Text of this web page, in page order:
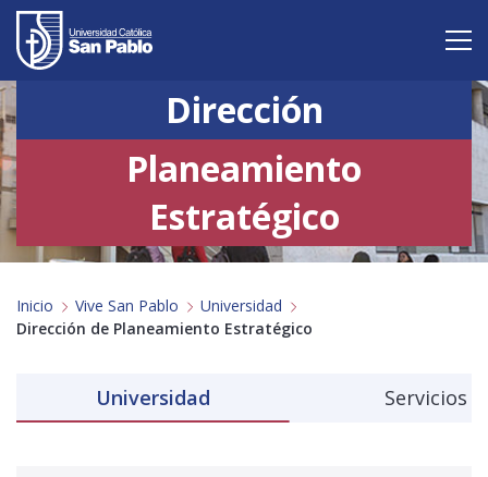
Postgrado
Internacional
Servicio y proyección a la sociedad
Dirección
Planeamiento
Estratégico
Inicio Vive San Pablo
Universidad
Dirección de Planeamiento Estratégico
Universidad Servicios